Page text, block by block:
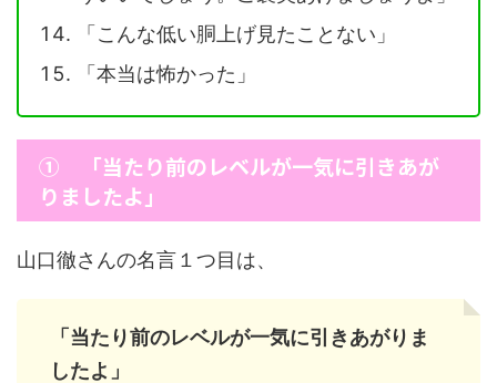
「こんな低い胴上げ見たことない」
「本当は怖かった」
① 「当たり前のレベルが一気に引きあが
りましたよ」
山口徹さんの名言１つ目は、
「当たり前のレベルが一気に引きあがりま
したよ」